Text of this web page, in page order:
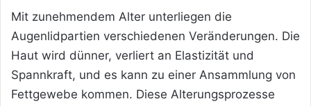
Mit zunehmendem Alter unterliegen die
Augenlidpartien verschiedenen Veränderungen. Die
Haut wird dünner, verliert an Elastizität und
Spannkraft, und es kann zu einer Ansammlung von
Fettgewebe kommen. Diese Alterungsprozesse